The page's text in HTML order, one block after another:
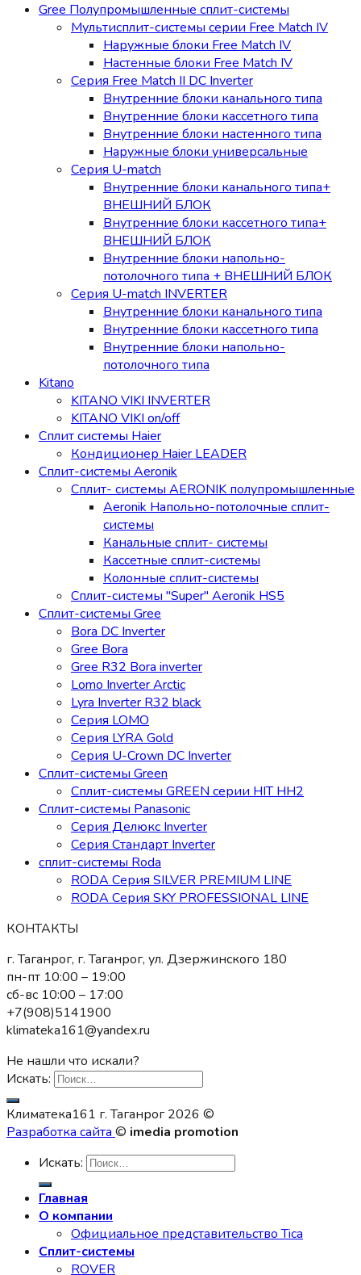
Gree Полупромышленные сплит-системы
Мультисплит-системы cерии Free Match IV
Наружные блоки Free Match IV
Настенные блоки Free Match IV
Серия Free Match II DC Inverter
Внутренние блоки канального типа
Внутренние блоки кассетного типа
Внутренние блоки настенного типа
Наружные блоки универсальные
Серия U-match
Внутренние блоки канального типа+
ВНЕШНИЙ БЛОК
Внутренние блоки кассетного типа+
ВНЕШНИЙ БЛОК
Внутренние блоки напольно-
потолочного типа + ВНЕШНИЙ БЛОК
Серия U-match INVERTER
Внутренние блоки канального типа
Внутренние блоки кассетного типа
Внутренние блоки напольно-
потолочного типа
Kitano
KITANO VIKI INVERTER
KITANO VIKI on/off
Сплит системы Haier
Кондиционер Haier LEADER
Сплит-системы Aeronik
Сплит- системы AERONIK полупромышленные
Aeronik Напольно-потолочные сплит-
системы
Канальные сплит- системы
Кассетные сплит-системы
Колонные сплит-системы
Сплит-системы "Super" Aeronik HS5
Сплит-системы Gree
Bora DC Inverter
Gree Bora
Gree R32 Bora inverter
Lomo Inverter Arctic
Lyra Inverter R32 black
Серия LOMO
Серия LYRA Gold
Серия U-Crown DC Inverter
Сплит-системы Green
Сплит-системы GREEN серии HIT HH2
Сплит-системы Panasonic
Серия Делюкс Inverter
Серия Стандарт Inverter
сплит-системы Roda
RODA Серия SILVER PREMIUM LINE
RODA Серия SKY PROFESSIONAL LINE
КОНТАКТЫ
г. Таганрог, г. Таганрог, ул. Дзержинского 180
пн-пт 10:00 – 19:00
сб-вс 10:00 – 17:00
+7(908)5141900
klimateka161@yandex.ru
Не нашли что искали?
Искать:
Климатека161 г. Таганрог 2026 ©
Разработка сайта © imedia promotion
Искать:
Главная
О компании
Официальное представительство Tica
Сплит-системы
ROVER